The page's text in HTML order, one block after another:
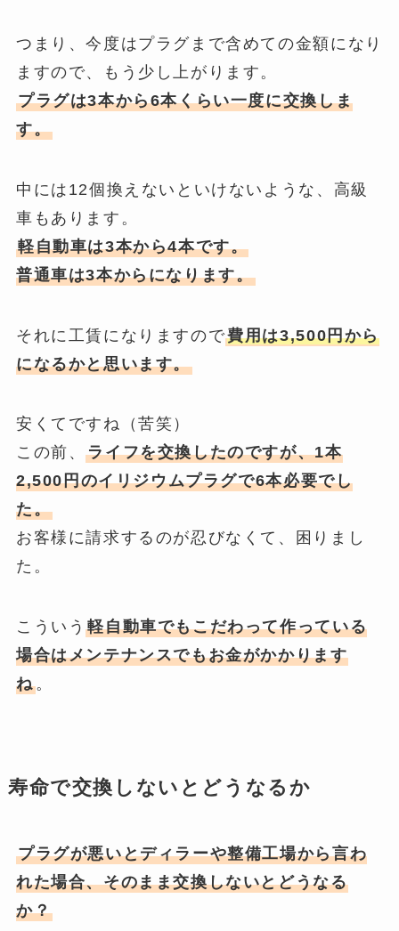
つまり、今度はプラグまで含めての金額になり
ますので、もう少し上がります。
プラグは3本から6本くらい一度に交換しま
す。
中には12個換えないといけないような、高級
車もあります。
軽自動車は3本から4本です。
普通車は3本からになります。
それに工賃になりますので費用は3,500円から
になるかと思います。
安くてですね（苦笑）
この前、ライフを交換したのですが、1本
2,500円のイリジウムプラグで6本必要でし
た。
お客様に請求するのが忍びなくて、困りまし
た。
こういう軽自動車でもこだわって作っている
場合はメンテナンスでもお金がかかります
ね。
寿命で交換しないとどうなるか
プラグが悪いとディラーや整備工場から言わ
れた場合、そのまま交換しないとどうなる
か？